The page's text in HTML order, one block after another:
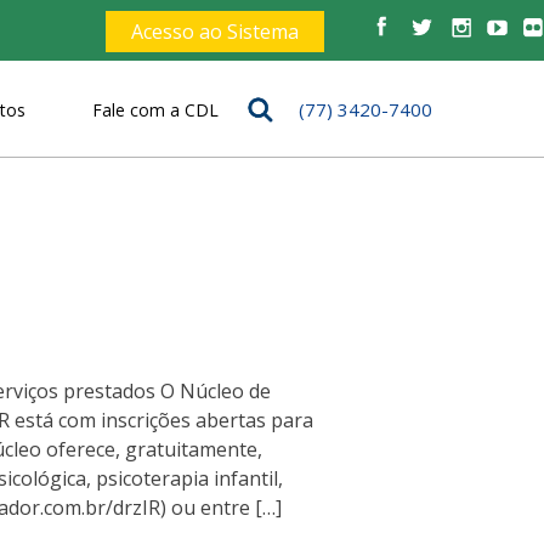
Acesso ao Sistema
Fale com a CDL s (77) 3420-7400
prestados O Núcleo de
está com inscrições abertas para
oferece, gratuitamente,
psicoterapia infantil,
drzIR) ou entre […]